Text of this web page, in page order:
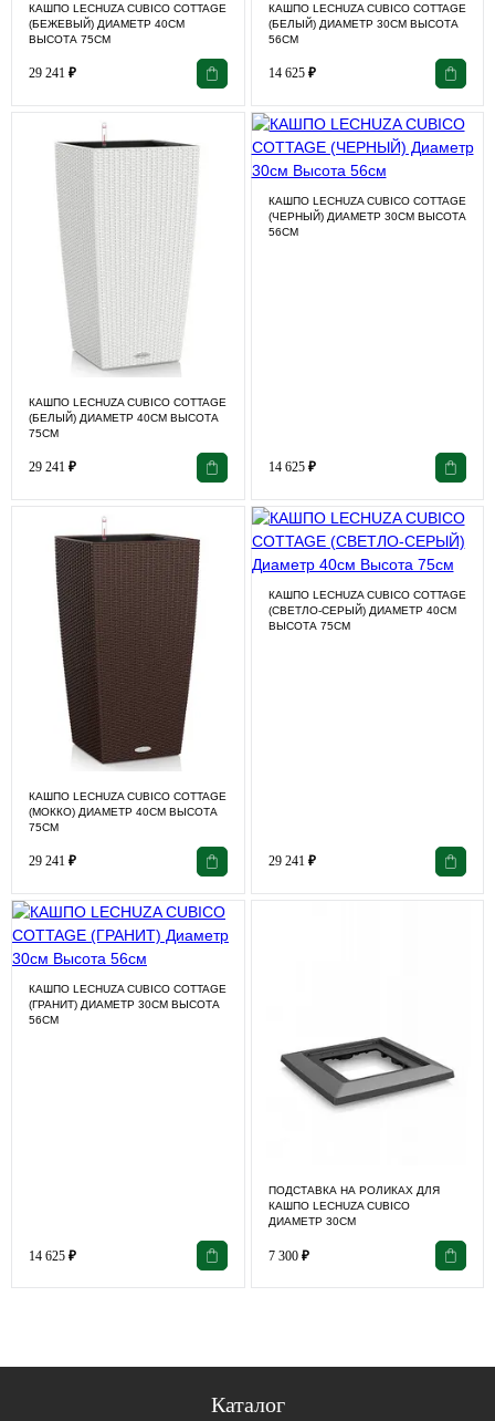
КАШПО LECHUZA CUBICO COTTAGE
(БЕЖЕВЫЙ) ДИАМЕТР 40СМ
ВЫСОТА 75СМ
29 241 ₽
КАШПО LECHUZA CUBICO COTTAGE
(БЕЛЫЙ) ДИАМЕТР 30СМ ВЫСОТА
56СМ
14 625 ₽
КАШПО LECHUZA CUBICO COTTAGE
(БЕЛЫЙ) ДИАМЕТР 40СМ ВЫСОТА
75СМ
29 241 ₽
КАШПО LECHUZA CUBICO COTTAGE
(ЧЕРНЫЙ) ДИАМЕТР 30СМ ВЫСОТА
56СМ
14 625 ₽
КАШПО LECHUZA CUBICO COTTAGE
(МОККО) ДИАМЕТР 40СМ ВЫСОТА
75СМ
29 241 ₽
КАШПО LECHUZA CUBICO COTTAGE
(СВЕТЛО-СЕРЫЙ) ДИАМЕТР 40СМ
ВЫСОТА 75СМ
29 241 ₽
КАШПО LECHUZA CUBICO COTTAGE
(ГРАНИТ) ДИАМЕТР 30СМ ВЫСОТА
56СМ
14 625 ₽
ПОДСТАВКА НА РОЛИКАХ ДЛЯ
КАШПО LECHUZA CUBICO
ДИАМЕТР 30СМ
7 300 ₽
Каталог